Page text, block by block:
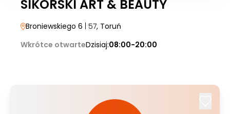
SIKORSKI ART & BEAUTY
Broniewskiego 6 | 57, Toruń
Wkrótce otwarteDzisiaj:08:00-20:00